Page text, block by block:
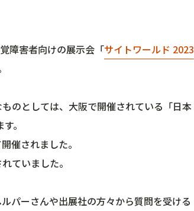
障害者向けの展示会「サイトワールド 2023
のとしては、大阪で開催されている「日本
。
催されました。
ていました。
パーさんや出展社の方々から質問を受ける